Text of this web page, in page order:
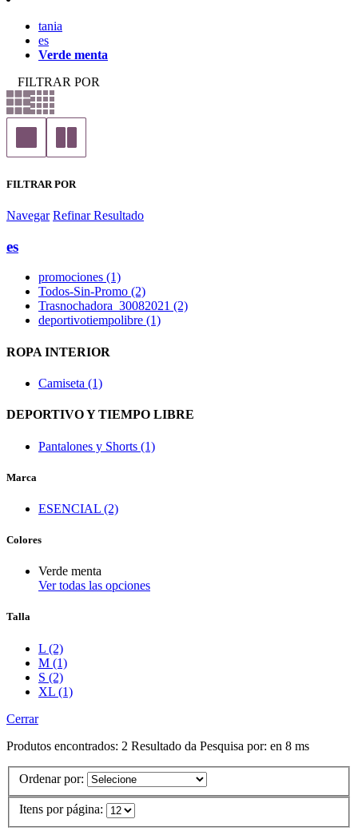
tania
es
Verde menta
FILTRAR POR
FILTRAR POR
Navegar Refinar Resultado
es
promociones (1)
Todos-Sin-Promo (2)
Trasnochadora_30082021 (2)
deportivotiempolibre (1)
ROPA INTERIOR
Camiseta (1)
DEPORTIVO Y TIEMPO LIBRE
Pantalones y Shorts (1)
Marca
ESENCIAL (2)
Colores
Verde menta
Ver todas las opciones
Talla
L (2)
M (1)
S (2)
XL (1)
Cerrar
Produtos encontrados: 2 Resultado da Pesquisa por: en 8 ms
Ordenar por:
Itens por página: